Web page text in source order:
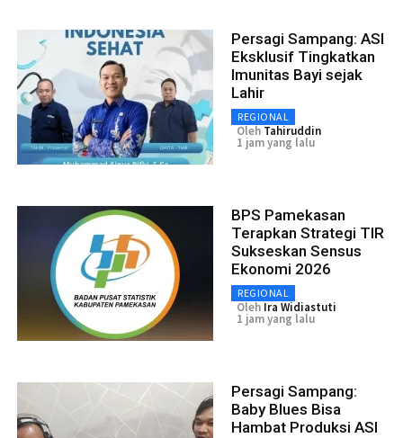
Persagi Sampang: ASI
Eksklusif Tingkatkan
Imunitas Bayi sejak
Lahir
REGIONAL
Oleh Tahiruddin
1 jam yang lalu
BPS Pamekasan
Terapkan Strategi TIR
Sukseskan Sensus
Ekonomi 2026
REGIONAL
Oleh Ira Widiastuti
1 jam yang lalu
Persagi Sampang:
Baby Blues Bisa
Hambat Produksi ASI